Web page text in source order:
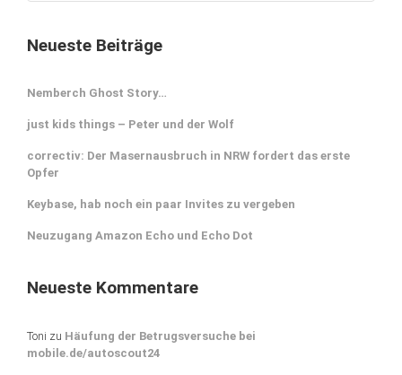
Neueste Beiträge
Nemberch Ghost Story…
just kids things – Peter und der Wolf
correctiv: Der Masernausbruch in NRW fordert das erste
Opfer
Keybase, hab noch ein paar Invites zu vergeben
Neuzugang Amazon Echo und Echo Dot
Neueste Kommentare
Toni zu Häufung der Betrugsversuche bei
mobile.de/autoscout24